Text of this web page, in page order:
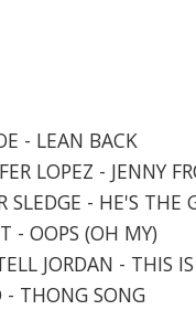
- LEAN BACK
LOPEZ - JENNY
- HE'S THE
- OOPS (OH MY)
JORDAN - THIS
THONG SONG